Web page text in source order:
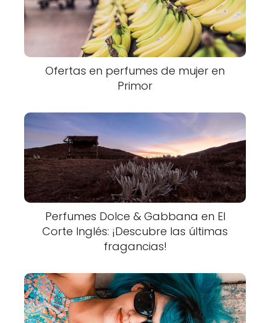
Ofertas en perfumes de mujer en
Primor
Perfumes Dolce & Gabbana en El
Corte Inglés: ¡Descubre las últimas
fragancias!